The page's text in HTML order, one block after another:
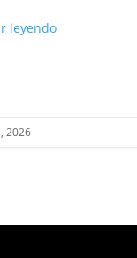
leyendo
2026